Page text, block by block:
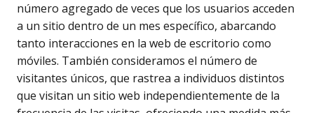
número agregado de veces que los usuarios acceden
a un sitio dentro de un mes específico, abarcando
tanto interacciones en la web de escritorio como
móviles. También consideramos el número de
visitantes únicos, que rastrea a individuos distintos
que visitan un sitio web independientemente de la